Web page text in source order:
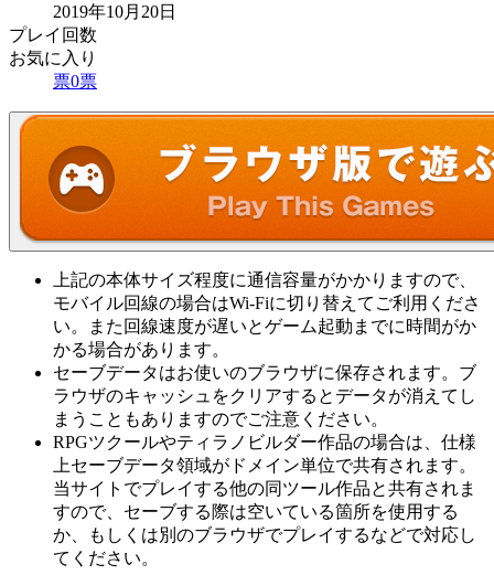
2019年10月20日
プレイ回数
お気に入り
票0票
上記の本体サイズ程度に通信容量がかかりますので、
モバイル回線の場合はWi-Fiに切り替えてご利用くださ
い。また回線速度が遅いとゲーム起動までに時間がか
かる場合があります。
セーブデータはお使いのブラウザに保存されます。ブ
ラウザのキャッシュをクリアするとデータが消えてし
まうこともありますのでご注意ください。
RPGツクールやティラノビルダー作品の場合は、仕様
上セーブデータ領域がドメイン単位で共有されます。
当サイトでプレイする他の同ツール作品と共有されま
すので、セーブする際は空いている箇所を使用する
か、もしくは別のブラウザでプレイするなどで対応し
てください。